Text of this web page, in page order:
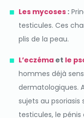
Les mycoses:
testicules. Ces
plis de la peau.
L’eczémaet le
hommes déjà
dermatologiques.
sujets au
testicules, le